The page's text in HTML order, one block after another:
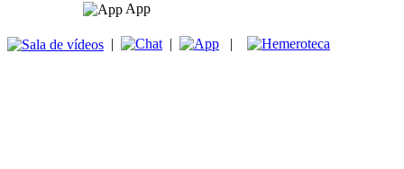
App
| | |